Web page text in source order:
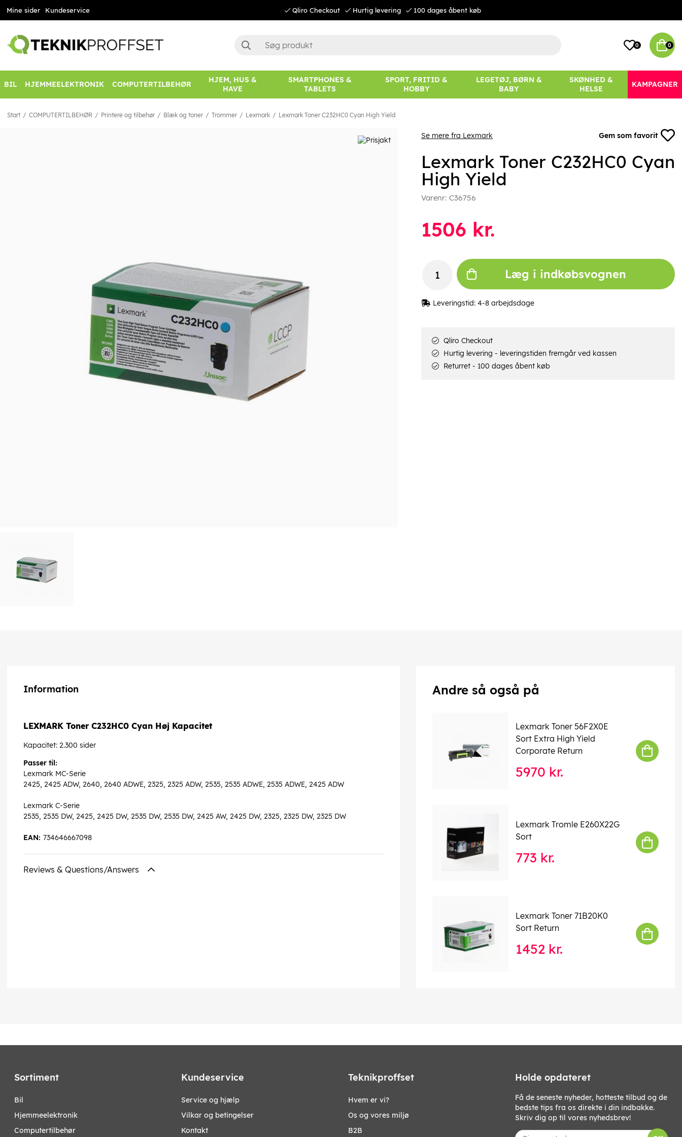
Mine sider Kundeservice Qliro Checkout Hurtig levering 100 dages åbent køb
0 0
BIL HJEMMEELEKTRONIK COMPUTERTILBEHØR
HJEM, HUS &
HAVE
SMARTPHONES &
TABLETS
SPORT, FRITID &
HOBBY
LEGETØJ, BØRN &
BABY
SKØNHED &
HELSE
KAMPAGNER
Start COMPUTERTILBEHØR Printere og tilbehør Blæk og toner Trommer Lexmark Lexmark Toner C232HC0 Cyan High Yield
Se mere fra Lexmark Gem som favorit
Lexmark Toner C232HC0 Cyan
High Yield
Varenr: C36756
1506 kr.
Læg i indkøbsvognen
Leveringstid: 4-8 arbejdsdage
Qliro Checkout
Hurtig levering - leveringstiden fremgår ved kassen
Returret - 100 dages åbent køb
Information
LEXMARK Toner C232HC0 Cyan Høj Kapacitet
Kapacitet: 2.300 sider
Passer til:
Lexmark MC-Serie
2425, 2425 ADW, 2640, 2640 ADWE, 2325, 2325 ADW, 2535, 2535 ADWE, 2535 ADWE, 2425 ADW
Lexmark C-Serie
2535, 2535 DW, 2425, 2425 DW, 2535 DW, 2535 DW, 2425 AW, 2425 DW, 2325, 2325 DW, 2325 DW
734646667098
EAN:
Reviews & Questions/Answers
Andre så også på
Lexmark Toner 56F2X0E
Sort Extra High Yield
Corporate Return
5970 kr.
Lexmark Tromle E260X22G
Sort
773 kr.
Lexmark Toner 71B20K0
Sort Return
1452 kr.
Sortiment
bil
hjemmeelektronik
computertilbehør
Kundeservice
Service og hjælp
Vilkar og betingelser
Kontakt
Teknikproffset
Hvem er vi?
Os og vores miljø
B2B
Holde opdateret
Få de seneste nyheder, hotteste tilbud og de
bedste tips fra os direkte i din indbakke.
Skriv dig op til vores nyhedsbrev!